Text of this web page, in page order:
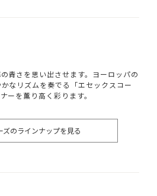
青さを思い出させます。ヨーロッパの
なリズムを奏でる「エセックスコー
ーを薫り高く彩ります。
ズのラインナップを見る